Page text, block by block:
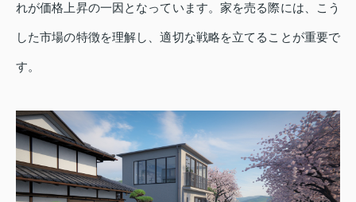
れが価格上昇の一因となっています。家を売る際には、こう
した市場の特徴を理解し、適切な戦略を立てることが重要で
す。